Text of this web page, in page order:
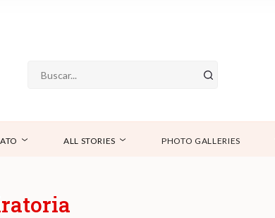
ALL STORIES PHOTO GALLERIES